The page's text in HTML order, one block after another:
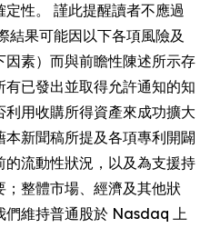
性。 謹此提醒讀者不應過
結果可能因以下各項風險及
素）而與前瞻性陳述所示存
已發出並取得允許通知的知
用收購所得資產來成功擴大
新聞稿所提及各項專利開闢
流動性狀況，以及為支援持
整體市場、經濟及其他狀
們維持普通股於 Nasdaq 上